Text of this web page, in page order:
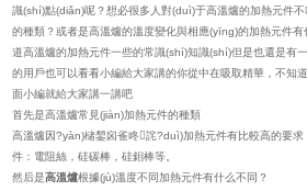
識(shí)點(diǎn)呢？想必很多人對(duì)于高溫爐的加熱元件不
的種類？或者是高溫爐的溫度變化與相應(yīng)的加熱元件有
道高溫爐的加熱元件一些的常識(shí)知識(shí)但是也還是有
的用戶也可以看看小編給大家講的你從中在吸取精華，不知
面小編就給大家講一講吧
首先是高溫爐常見(jiàn)加熱元件的種類
高溫爐因?yàn)槠錅囟雀咚詫?duì)加熱元件有比較高的要求
件：電阻絲，硅碳棒，硅鉬棒等。
然后是高溫爐根據(jù)溫度不同加熱元件有什么不同？